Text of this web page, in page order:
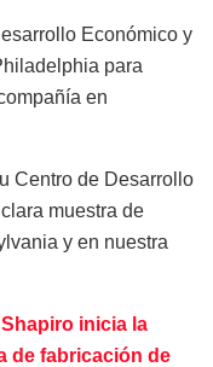
Económico y
para
en
Centro de Desarrollo
muestra de
y en nuestra
inicia la
de fabricación de